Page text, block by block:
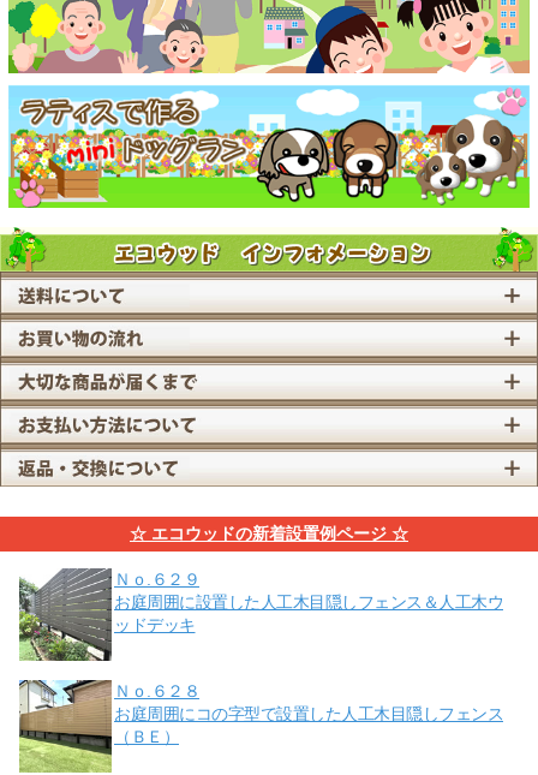
☆ エコウッドの新着設置例ページ ☆
Ｎｏ.６２９
お庭周囲に設置した人工木目隠しフェンス＆人工木ウ
ッドデッキ
Ｎｏ.６２８
お庭周囲にコの字型で設置した人工木目隠しフェンス
（ＢＥ）